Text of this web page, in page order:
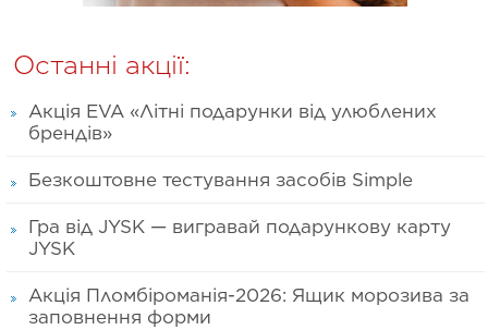
Останні акції:
Акція EVA «Літні подарунки від улюблених
брендів»
Безкоштовне тестування засобів Simple
Гра від JYSK — вигравай подарункову карту
JYSK
Акція Пломбіроманія-2026: Ящик морозива за
заповнення форми